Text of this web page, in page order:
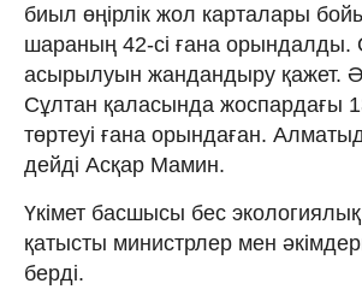
биыл өңірлік жол карталары
шараның 42-сі ғана орындалды.
асырылуын жандандыру қажет.
Сұлтан қаласында жоспардағы
төртеуі ғана орындаған.
дейді Асқар Мамин.
Үкімет басшысы бес
қатысты министрлер мен
берді.